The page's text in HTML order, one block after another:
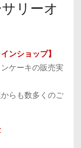
リーオ
ケーキの販売実
らも数多くのご